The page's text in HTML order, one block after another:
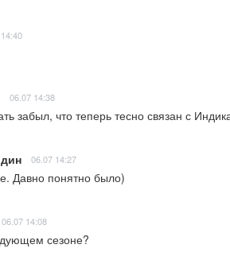
06.07 14:38
забыл, что теперь тесно связан с
06.07 14:27
Давно понятно было)
06.07 14:08
сезоне?